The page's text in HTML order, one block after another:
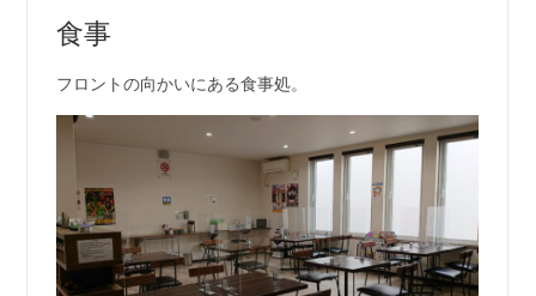
食事
フロントの向かいにある食事処。